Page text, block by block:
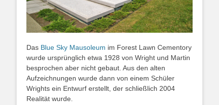
Das Blue Sky Mausoleum im Forest Lawn Cementory
wurde ursprünglich etwa 1928 von Wright und Martin
besprochen aber nicht gebaut. Aus den alten
Aufzeichnungen wurde dann von einem Schüler
Wrights ein Entwurf erstellt, der schließlich 2004
Realität wurde.